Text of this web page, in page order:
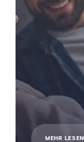
MEHR LESEN